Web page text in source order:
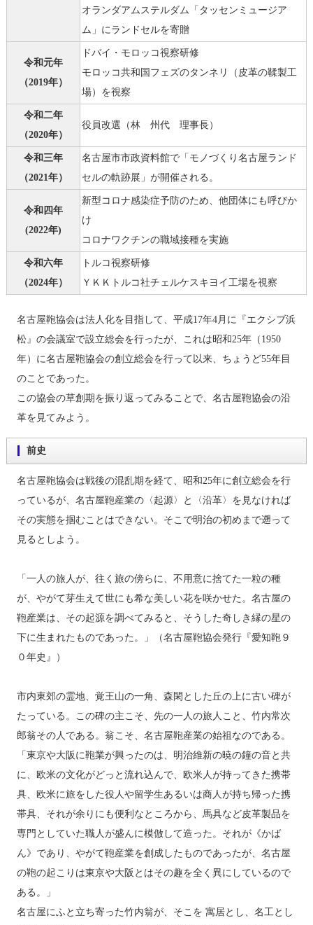
オランダアムステルダム「タッセンミュージア
ム」にランドセルを寄贈
令和元年
（2019年）
ドバイ・モロッコ視察研修
モロッコ共和国フェズのタンネリ（皮革の鞣製工
場）を視察
令和二年
（2020年）
役員改選（林 州代 理事長）
令和三年
（2021年）
名古屋市市政資料館で「モノづくり名古屋ランド
セルの軌跡展」が開催される。
令和四年
(2022年)
新型コロナ感染症予防のため、他団体にも呼びか
け
コロナワクチンの職域接種を実施
令和六年
（2024年）
トルコ視察研修
ＹＫＫトルコ社チェルケスキヨイ工場を視察
名古屋鞄協会は法人化を目指して、平成17年4月に『エクシブ浜
松』の会議室で設立総会を行ったが、これは昭和25年（1950
年）に名古屋鞄協会の創立総会を行って以来、ちょうど55年目
のことであった。
この協会の草創期を振り返ってみることで、名古屋鞄協会の沿
革を見てみよう。
前史
名古屋鞄協会は戦後の混乱期を経て、昭和25年に創立総会を行
っているが、名古屋鞄産業の〈起源〉と〈沿革〉を見なければ
その実態を掴むことはできない。そこで明治の初めまで遡って
見るとしよう。
「一人の旅人が、往く旅の傍らに、不用意に捨てた一粒の種
が、やがて芽生えて世にも希な美しい花を咲かせた。名古屋の
鞄産業は、その起源を調べてみると、そうした奇しき縁の星の
下に生まれたものであった。」（名古屋鞄協会発行『愛知鞄９
０年史』）
市内東郊の霊地、覚王山の一角、森閑とした丘の上に古い碑が
たっている。この碑の主こそ、先の一人の旅人こと、竹内常次
郎翁その人である。翁こそ、名古屋鞄産業の始祖なのである。
「東京や大阪に鞄業が興ったのは、明治維新の暁の鐘の音と共
に、欧米の文化がどっと流れ込んで、欧米人が持ってきた携帯
具、欧米に旅をした役人や留学生あるいは商人が持ち帰った携
帯具、それが余りにも便利なところから、馬具など皮革製品を
専門としていた職人が盛んに模倣して造った。それが《かば
ん》であり、やがて鞄産業を創成したものであったが、名古屋
の鞄の起こりは東京や大阪とはその趣を全く異にしているので
ある。」
名古屋にふと立ち寄った竹内翁が、そこを 寓居とし、名工とし